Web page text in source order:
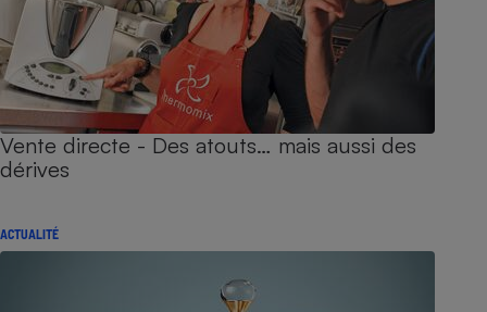
Vente directe - Des atouts… mais aussi des
dérives
ACTUALITÉ